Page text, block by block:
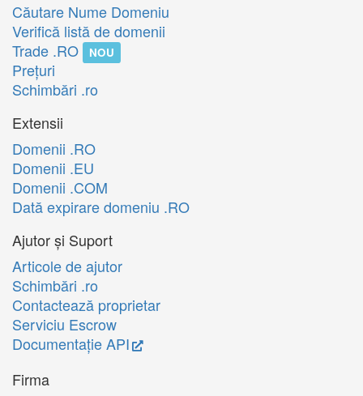
Căutare Nume Domeniu
Verifică listă de domenii
Trade .RO
NOU
Preţuri
Schimbări .ro
Extensii
Domenii .RO
Domenii .EU
Domenii .COM
Dată expirare domeniu .RO
Ajutor și Suport
Articole de ajutor
Schimbări .ro
Contactează proprietar
Serviciu Escrow
Documentație API
Firma